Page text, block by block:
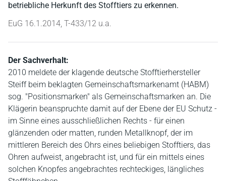
betriebliche Herkunft des Stofftiers zu erkennen.
EuG 16.1.2014, T-433/12 u.a.
Der Sachverhalt:
2010 meldete der klagende deutsche Stofftierhersteller
Steiff beim beklagten Gemeinschaftsmarkenamt (HABM)
sog. "Positionsmarken" als Gemeinschaftsmarken an. Die
Klägerin beanspruchte damit auf der Ebene der EU Schutz -
im Sinne eines ausschließlichen Rechts - für einen
glänzenden oder matten, runden Metallknopf, der im
mittleren Bereich des Ohrs eines beliebigen Stofftiers, das
Ohren aufweist, angebracht ist, und für ein mittels eines
solchen Knopfes angebrachtes rechteckiges, längliches